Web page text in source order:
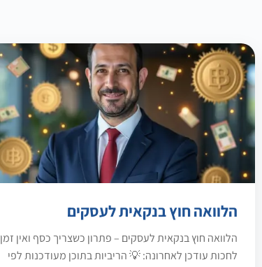
הלוואה חוץ בנקאית לעסקים
הלוואה חוץ בנקאית לעסקים – פתרון כשצריך כסף ואין זמן
לחכות עודכן לאחרונה: 💡 הריביות בתוכן מעודכנות לפי